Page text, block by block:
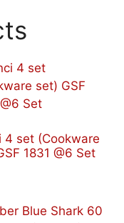
4 set (Cookware
1831 @6 Set